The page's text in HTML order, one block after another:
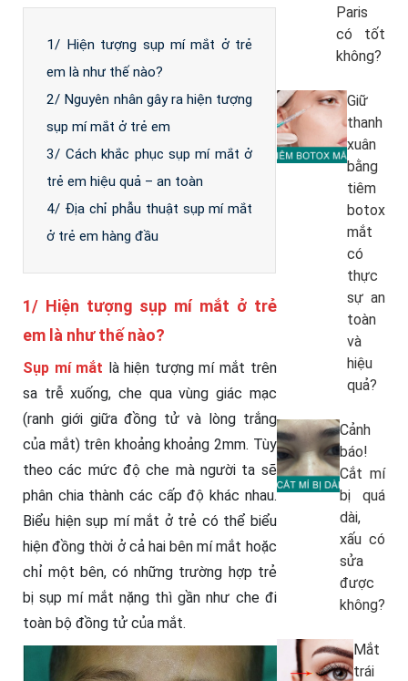
1/ Hiện tượng sụp mí mắt ở trẻ
em là như thế nào?
2/ Nguyên nhân gây ra hiện tượng
sụp mí mắt ở trẻ em
3/ Cách khắc phục sụp mí mắt ở
trẻ em hiệu quả – an toàn
4/ Địa chỉ phẫu thuật sụp mí mắt
ở trẻ em hàng đầu
1/ Hiện tượng sụp mí mắt ở trẻ
em là như thế nào?
Sụp mí mắt là hiện tượng mí mắt trên
sa trễ xuống, che qua vùng giác mạc
(ranh giới giữa đồng tử và lòng trắng
của mắt) trên khoảng khoảng 2mm. Tùy
theo các mức độ che mà người ta sẽ
phân chia thành các cấp độ khác nhau.
Biểu hiện sụp mí mắt ở trẻ có thể biểu
hiện đồng thời ở cả hai bên mí mắt hoặc
chỉ một bên, có những trường hợp trẻ
bị sụp mí mắt nặng thì gần như che đi
toàn bộ đồng tử của mắt.
Paris
có tốt
không?
Giữ
thanh
xuân
bằng
tiêm
botox
mắt
có
thực
sự an
toàn
và
hiệu
quả?
Cảnh
báo!
Cắt mí
bị quá
dài,
xấu có
sửa
được
không?
Mắt
trái